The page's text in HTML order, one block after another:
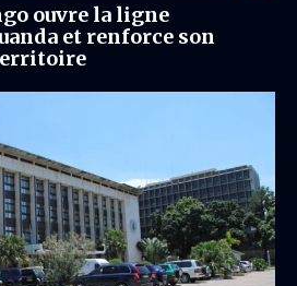
ouvre la ligne
et renforce son